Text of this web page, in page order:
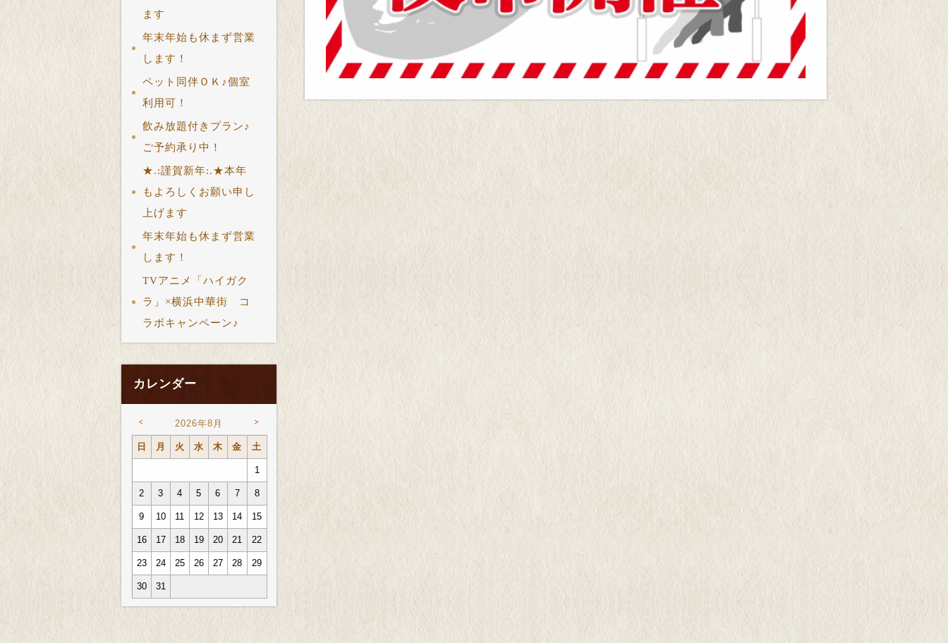
ます
年末年始も休まず営業
します！
ペット同伴ＯＫ♪個室
利用可！
飲み放題付きプラン♪
ご予約承り中！
★.:謹賀新年:.★本年
もよろしくお願い申し
上げます
年末年始も休まず営業
します！
TVアニメ「ハイガク
ラ」×横浜中華街 コ
ラボキャンペーン♪
カレンダー
< 2026年8月 >
日 月 火 水 木 金 土
1
2 3 4 5 6 7 8
9 10 11 12 13 14 15
16 17 18 19 20 21 22
23 24 25 26 27 28 29
30 31